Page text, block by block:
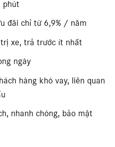
phút
đãi chỉ từ 6,9% / năm
trị xe, trả trước ít nhất
ngày
hàng khó vay, liên quan
nhanh chóng, bảo mật